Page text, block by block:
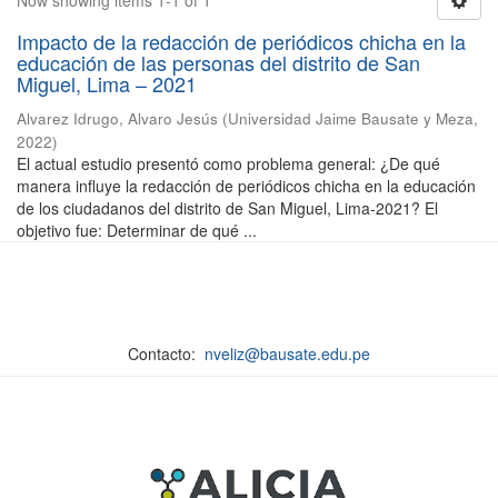
Impacto de la redacción de periódicos chicha en la
educación de las personas del distrito de San
Miguel, Lima – 2021
Alvarez Idrugo, Alvaro Jesús (Universidad Jaime Bausate y Meza,
2022)
El actual estudio presentó como problema general: ¿De qué
manera influye la redacción de periódicos chicha en la educación
de los ciudadanos del distrito de San Miguel, Lima-2021? El
objetivo fue: Determinar de qué ...
Contacto: nveliz@bausate.edu.pe